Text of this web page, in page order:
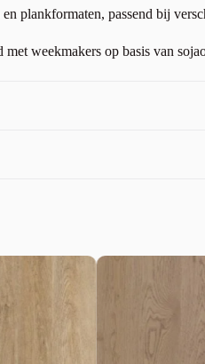
plankformaten, passend bij
weekmakers op basis van